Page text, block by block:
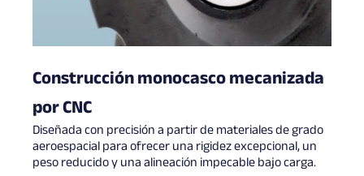
Construcción monocasco mecanizada
por CNC
Diseñada con precisión a partir de materiales de grado
aeroespacial para ofrecer una rigidez excepcional, un
peso reducido y una alineación impecable bajo carga.